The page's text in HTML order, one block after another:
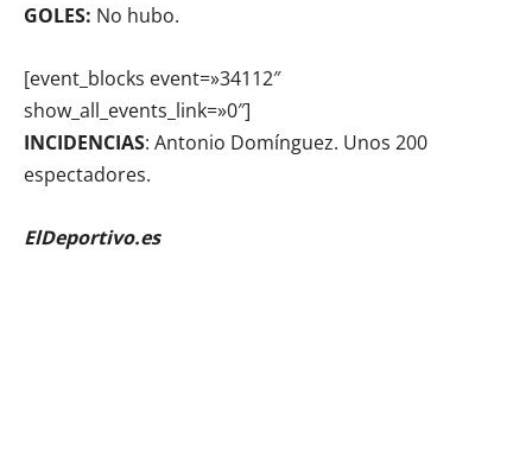
GOLES: No hubo.
[event_blocks event=»34112″
show_all_events_link=»0″]
INCIDENCIAS: Antonio Domínguez. Unos 200
espectadores.
ElDeportivo.es